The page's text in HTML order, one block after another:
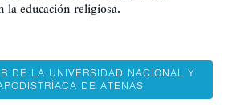
la educación religiosa.
DE LA UNIVERSIDAD NACIONAL Y
DE ATENAS